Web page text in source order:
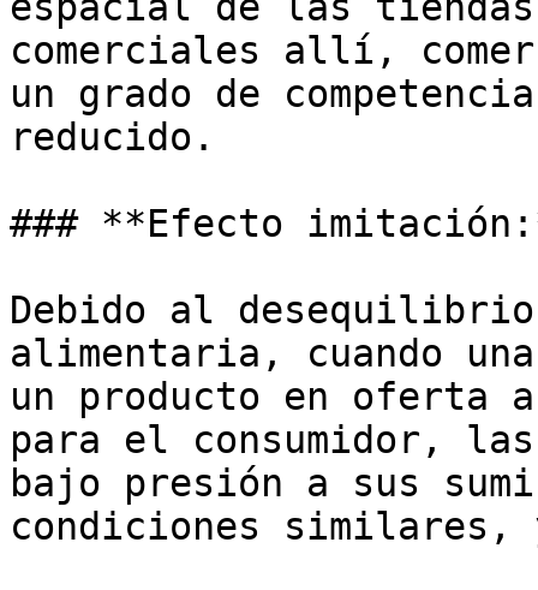
comerciales allí,
un grado de
reducido.
### **Efecto
Debido al
alimentaria, cuando
un producto en oferta
para el consumidor,
bajo presión a sus
condiciones